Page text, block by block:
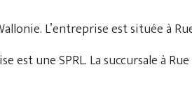
L’entreprise est située à
une SPRL. La succursale à